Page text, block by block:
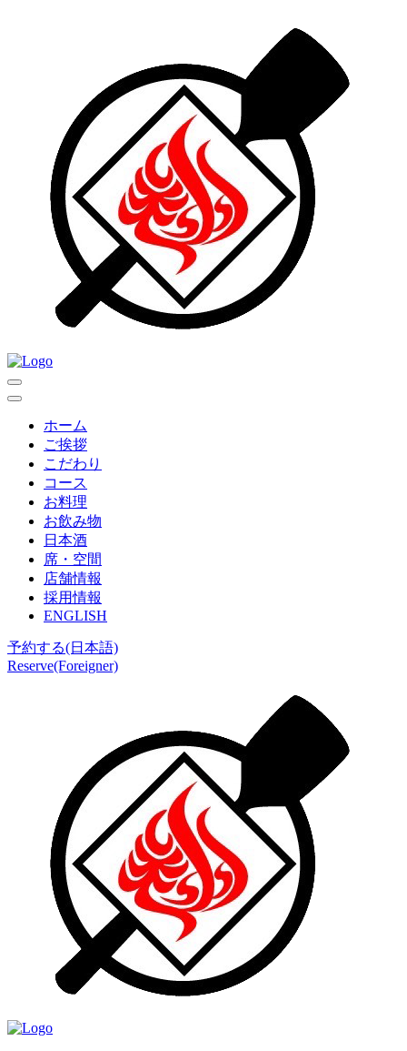
ホーム
ご挨拶
こだわり
コース
お料理
お飲み物
日本酒
席・空間
店舗情報
採用情報
ENGLISH
予約する(日本語)
Reserve(Foreigner)